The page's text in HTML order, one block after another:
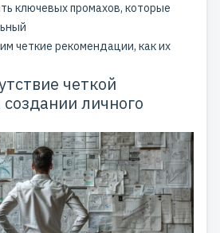
ключевых промахов, которые
четкие рекомендации, как их
четкой
личного